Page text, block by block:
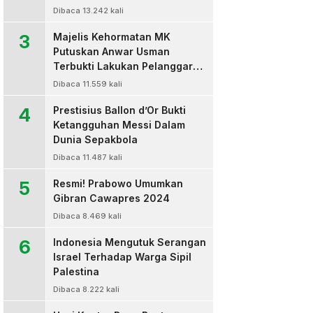
Dibaca 13.242 kali
3
Majelis Kehormatan MK
Putuskan Anwar Usman
Terbukti Lakukan Pelanggaran
Berat Kode Etik dan
Dibaca 11.559 kali
4
Prestisius Ballon d’Or Bukti
Ketangguhan Messi Dalam
Dunia Sepakbola
Dibaca 11.487 kali
5
Resmi! Prabowo Umumkan
Gibran Cawapres 2024
Dibaca 8.469 kali
6
Indonesia Mengutuk Serangan
Israel Terhadap Warga Sipil
Palestina
Dibaca 8.222 kali